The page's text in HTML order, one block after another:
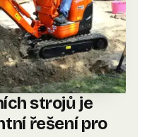
strojů je
řešení pro